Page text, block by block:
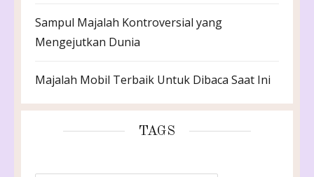
Sampul Majalah Kontroversial yang
Mengejutkan Dunia
Majalah Mobil Terbaik Untuk Dibaca Saat Ini
TAGS